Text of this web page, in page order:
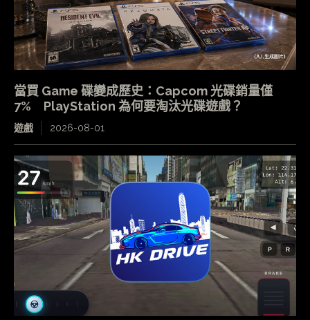
當買 Game 碟變成歷史：Capcom 光碟銷量僅
7% PlayStation 為何要淘汰光碟遊戲？
遊戲 2026-08-01